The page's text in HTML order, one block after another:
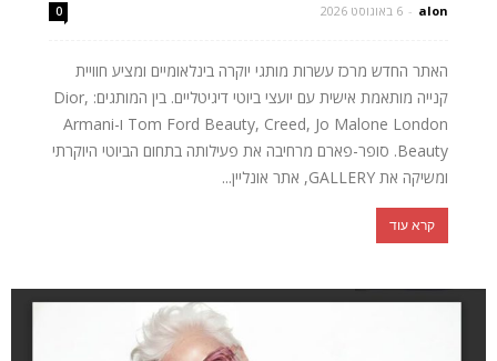
alon
- 6 באוגוסט 2026 0
האתר החדש מרכז עשרות מותגי יוקרה בינלאומיים ומציע חוויית
קנייה מותאמת אישית עם יועצי ביוטי דיגיטליים. בין המותגים: Dior,
Tom Ford Beauty, Creed, Jo Malone London ו-Armani
Beauty. סופר-פארם מרחיבה את פעילותה בתחום הביוטי היוקרתי
ומשיקה את GALLERY, אתר אונליין...
קרא עוד